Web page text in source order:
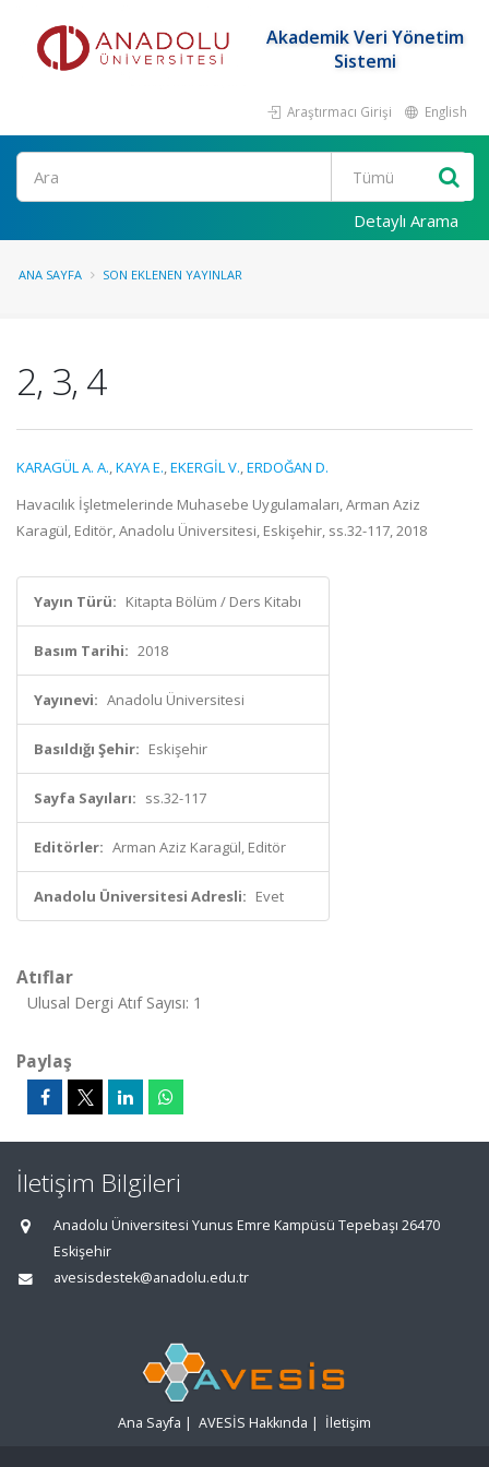
Akademik Veri Yönetim
Sistemi
Araştırmacı Girişi English
Ara
Detaylı Arama
ANA SAYFA SON EKLENEN YAYINLAR
2, 3, 4
KARAGÜL A. A.,KAYA E.,EKERGİL V.,ERDOĞAN D.
Havacılık İşletmelerinde Muhasebe Uygulamaları, Arman Aziz
Karagül, Editör, Anadolu Üniversitesi, Eskişehir, ss.32-117, 2018
Yayın Türü: Kitapta Bölüm / Ders Kitabı
Basım Tarihi: 2018
Yayınevi: Anadolu Üniversitesi
Basıldığı Şehir: Eskişehir
Sayfa Sayıları: ss.32-117
Editörler: Arman Aziz Karagül, Editör
Anadolu Üniversitesi Adresli: Evet
Atıflar
Ulusal Dergi Atıf Sayısı: 1
Paylaş
İletişim Bilgileri
Anadolu Üniversitesi Yunus Emre Kampüsü Tepebaşı 26470
Eskişehir
avesisdestek@anadolu.edu.tr
Ana Sayfa | AVESİS Hakkında | İletişim